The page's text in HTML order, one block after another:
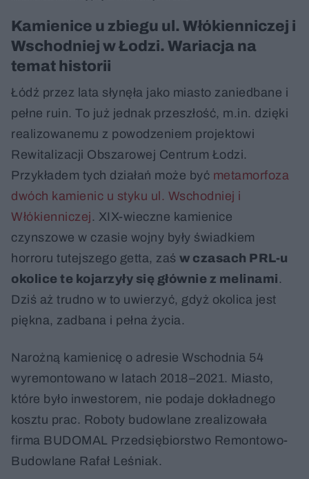
Kamienice u zbiegu ul. Włókienniczej i
Wschodniej w Łodzi. Wariacja na
temat historii
Łódź przez lata słynęła jako miasto zaniedbane i
pełne ruin. To już jednak przeszłość, m.in. dzięki
realizowanemu z powodzeniem projektowi
Rewitalizacji Obszarowej Centrum Łodzi.
Przykładem tych działań może być metamorfoza
dwóch kamienic u styku ul. Wschodniej i
Włókienniczej . XIX-wieczne kamienice
czynszowe w czasie wojny były świadkiem
horroru tutejszego getta, zaś w czasach PRL-u
okolice te kojarzyły się głównie z melinami .
Dziś aż trudno w to uwierzyć, gdyż okolica jest
piękna, zadbana i pełna życia.
Narożną kamienicę o adresie Wschodnia 54
wyremontowano w latach 2018–2021. Miasto,
które było inwestorem, nie podaje dokładnego
kosztu prac. Roboty budowlane zrealizowała
firma BUDOMAL Przedsiębiorstwo Remontowo-
Budowlane Rafał Leśniak.